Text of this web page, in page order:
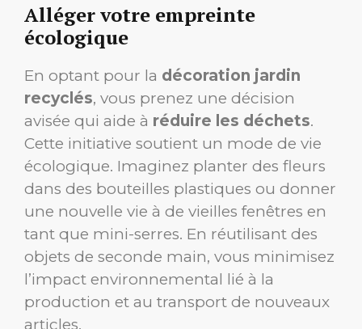
Alléger votre empreinte
écologique
En optant pour la décoration jardin
recyclés, vous prenez une décision
avisée qui aide à réduire les déchets.
Cette initiative soutient un mode de vie
écologique. Imaginez planter des fleurs
dans des bouteilles plastiques ou donner
une nouvelle vie à de vieilles fenêtres en
tant que mini-serres. En réutilisant des
objets de seconde main, vous minimisez
l’impact environnemental lié à la
production et au transport de nouveaux
articles.